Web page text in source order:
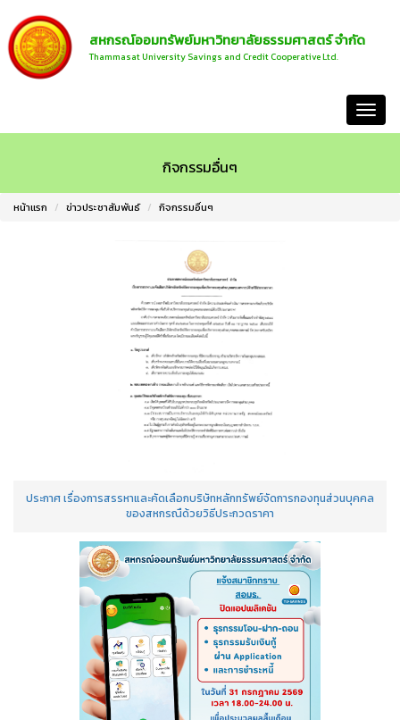
สหกรณ์ออมทรัพย์มหาวิทยาลัยธรรมศาสตร์ จำกัด
Thammasat University Savings and Credit Cooperative Ltd.
กิจกรรมอื่นๆ
หน้าแรก ข่าวประชาสัมพันธ์ กิจกรรมอื่นๆ
ประกาศ เรื่องการสรรหาและคัดเลือกบริษัทหลักทรัพย์จัดการกองทุนส่วนบุคคล
ของสหกรณืด้วยวิธีประกวดราคา